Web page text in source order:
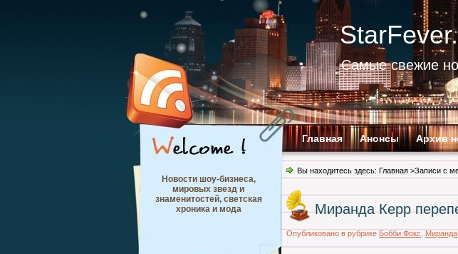
Самые свежие
Главная Анонсы Архив
Новости шоу-бизнеса,
мировых звезд и
знаменитостей, светская
хроника и мода
Вы находитесь здесь: Главная >Записи с
Миранда Керр
Опубликовано в рубрике Бобби Фокс